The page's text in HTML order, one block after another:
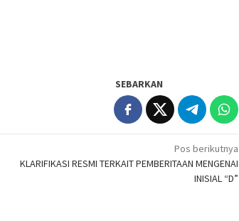
SEBARKAN
Pos berikutnya
KLARIFIKASI RESMI TERKAIT PEMBERITAAN MENGENAI
INISIAL “D”